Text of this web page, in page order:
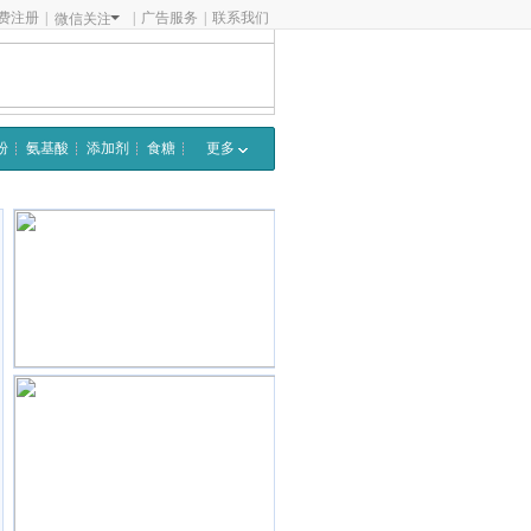
注册 微信关注 广告服务 联系我们
氨基酸 添加剂 食糖 更多